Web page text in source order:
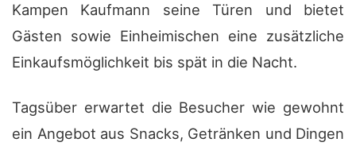
Kampen Kaufmann seine Türen und bietet
Gästen sowie Einheimischen eine zusätzliche
Einkaufsmöglichkeit bis spät in die Nacht.
Tagsüber erwartet die Besucher wie gewohnt
ein Angebot aus Snacks, Getränken und Dingen